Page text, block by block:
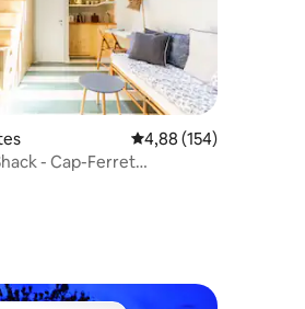
de 63 commentaires : 4,94 sur 5
Évaluation moyenne
4,88 (154)
- Cap-Ferret